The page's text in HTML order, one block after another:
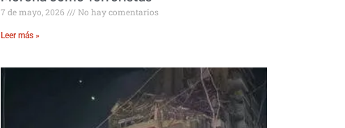
7 de mayo, 2026 No hay comentarios
Leer más »